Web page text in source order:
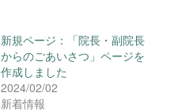
新規ページ：「院長・副院長
からのごあいさつ」ページを
作成しました
2024/02/02
新着情報